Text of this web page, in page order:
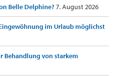
Belle Delphine?7. August 2026
im Urlaub möglichst
Behandlung von starkem